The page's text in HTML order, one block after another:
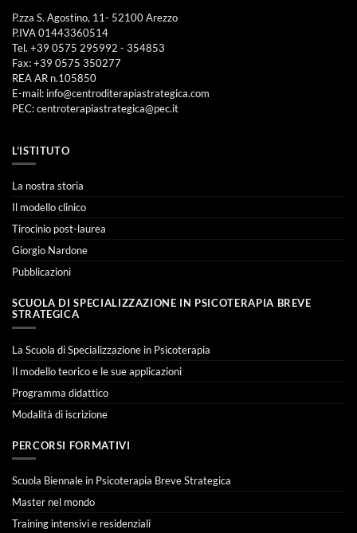
P.zza S. Agostino, 11- 52100 Arezzo
P.IVA 01443360514
Tel. +39 0575 295992 - 354853
Fax: +39 0575 350277
REA AR n.105850
E-mail: info@centroditerapiastrategica.com
PEC:centroterapiastrategica@pec.it
L’ISTITUTO
La nostra storia
Il modello clinico
Tirocinio post-laurea
Giorgio Nardone
Pubblicazioni
SCUOLA DI SPECIALIZZAZIONE IN PSICOTERAPIA BREVE
STRATEGICA
La Scuola di Specializzazione in Psicoterapia
Il modello teorico e le sue applicazioni
Programma didattico
Modalità di iscrizione
PERCORSI FORMATIVI
Scuola Biennale in Psicoterapia Breve Strategica
Master nel mondo
Training intensivi e residenziali